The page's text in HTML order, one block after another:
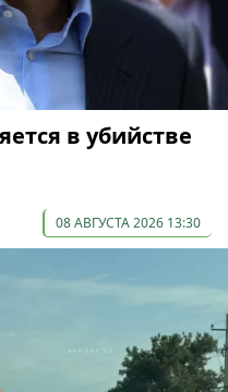
в убийстве
08 АВГУСТА 2026 13:30